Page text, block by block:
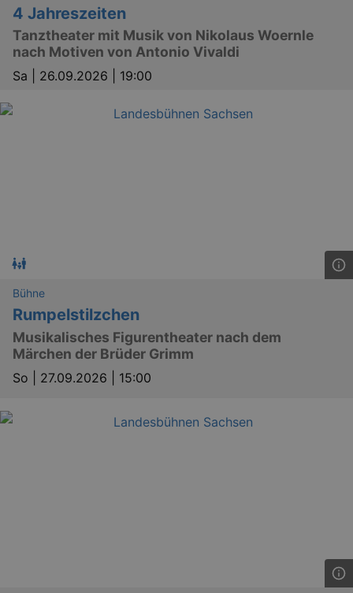
4 Jahreszeiten
Tanztheater mit Musik von Nikolaus Woernle
nach Motiven von Antonio Vivaldi
Sa | 26.09.2026 | 19:00
Bühne
Rumpelstilzchen
Musikalisches Figurentheater nach dem
Märchen der Brüder Grimm
So | 27.09.2026 | 15:00